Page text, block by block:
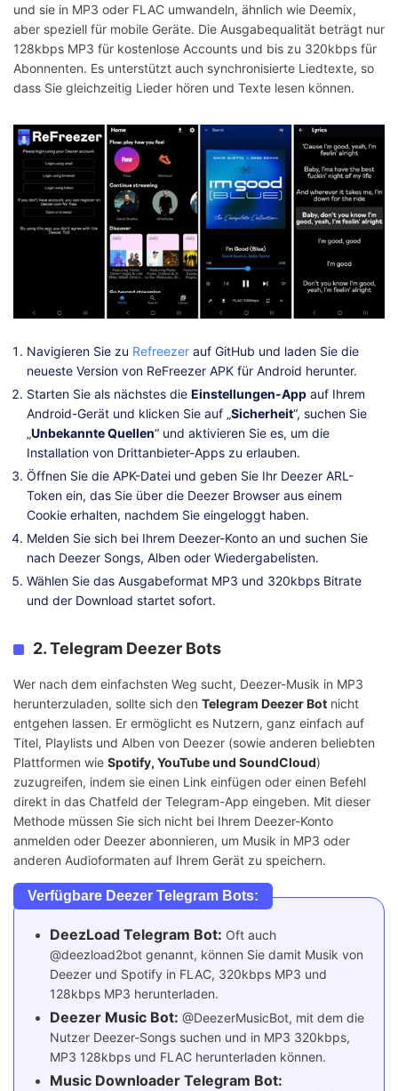
und sie in MP3 oder FLAC umwandeln, ähnlich wie Deemix,
aber speziell für mobile Geräte. Die Ausgabequalität beträgt nur
128kbps MP3 für kostenlose Accounts und bis zu 320kbps für
Abonnenten. Es unterstützt auch synchronisierte Liedtexte, so
dass Sie gleichzeitig Lieder hören und Texte lesen können.
Navigieren Sie zu Refreezer auf GitHub und laden Sie die
neueste Version von ReFreezer APK für Android herunter.
Starten Sie als nächstes die Einstellungen-App auf Ihrem
Android-Gerät und klicken Sie auf „Sicherheit“, suchen Sie
„Unbekannte Quellen“ und aktivieren Sie es, um die
Installation von Drittanbieter-Apps zu erlauben.
Öffnen Sie die APK-Datei und geben Sie Ihr Deezer ARL-
Token ein, das Sie über die Deezer Browser aus einem
Cookie erhalten, nachdem Sie eingeloggt haben.
Melden Sie sich bei Ihrem Deezer-Konto an und suchen Sie
nach Deezer Songs, Alben oder Wiedergabelisten.
Wählen Sie das Ausgabeformat MP3 und 320kbps Bitrate
und der Download startet sofort.
2. Telegram Deezer Bots
Wer nach dem einfachsten Weg sucht, Deezer-Musik in MP3
herunterzuladen, sollte sich den Telegram Deezer Bot nicht
entgehen lassen. Er ermöglicht es Nutzern, ganz einfach auf
Titel, Playlists und Alben von Deezer (sowie anderen beliebten
Plattformen wie Spotify, YouTube und SoundCloud)
zuzugreifen, indem sie einen Link einfügen oder einen Befehl
direkt in das Chatfeld der Telegram-App eingeben. Mit dieser
Methode müssen Sie sich nicht bei Ihrem Deezer-Konto
anmelden oder Deezer abonnieren, um Musik in MP3 oder
anderen Audioformaten auf Ihrem Gerät zu speichern.
Verfügbare Deezer Telegram Bots:
DeezLoad Telegram Bot: Oft auch
@deezload2bot genannt, können Sie damit Musik von
Deezer und Spotify in FLAC, 320kbps MP3 und
128kbps MP3 herunterladen.
Deezer Music Bot: @DeezerMusicBot, mit dem die
Nutzer Deezer-Songs suchen und in MP3 320kbps,
MP3 128kbps und FLAC herunterladen können.
Music Downloader Telegram Bot: